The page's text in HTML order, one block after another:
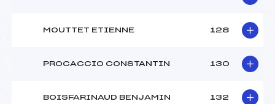
MOUTTET ETIENNE 128
PROCACCIO CONSTANTIN 130
BOISFARINAUD BENJAMIN 132